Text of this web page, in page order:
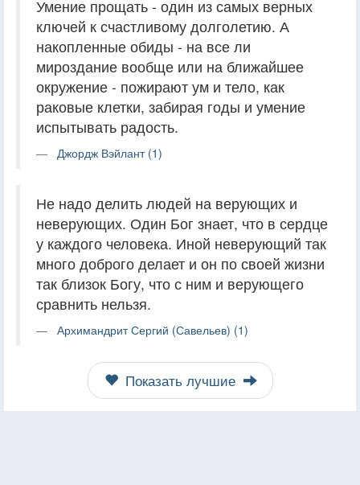
Умение прощать - один из самых верных
ключей к счастливому долголетию. А
накопленные обиды - на все ли
мироздание вообще или на ближайшее
окружение - пожирают ум и тело, как
раковые клетки, забирая годы и умение
испытывать радость.
Джордж Вэйлант (1)
Не надо делить людей на верующих и
неверующих. Один Бог знает, что в сердце
у каждого человека. Иной неверующий так
много доброго делает и он по своей жизни
так близок Богу, что с ним и верующего
сравнить нельзя.
Архимандрит Сергий (Савельев) (1)
Показать лучшие